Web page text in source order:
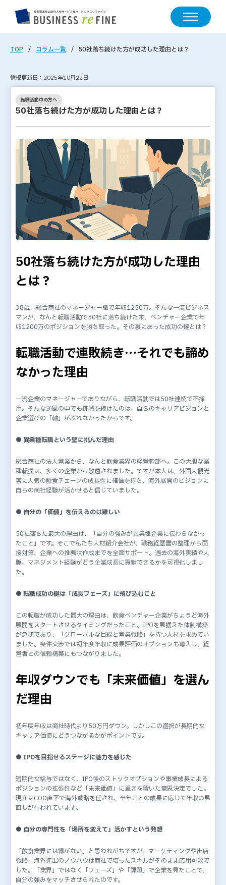
TOP コラム一覧 50社落ち続けた方が成功した理由とは？
情報更新日：2025年10月22日
転職活動中の方へ
50社落ち続けた方が成功した理由とは？
50社落ち続けた方が成功した理由
とは？
38歳、総合商社のマネージャー職で年収1250万。そんな一流ビジネス
マンが、なんと転職活動で50社に落ち続けた末、ベンチャー企業で年
収1200万のポジションを勝ち取った。その裏にあった成功の鍵とは？
転職活動で連敗続き…それでも諦め
なかった理由
一流企業のマネージャーでありながら、転職活動では50社連続で不採
用。そんな逆風の中でも挑戦を続けたのは、自らのキャリアビジョンと
企業選びの「軸」がぶれなかったからです。
● 異業種転職という壁に挑んだ理由
総合商社の法人営業から、なんと飲食業界の経営幹部へ。この大胆な業
種転換は、多くの企業から敬遠されました。ですが本人は、外国人観光
客に人気の飲食チェーンの成長性に確信を持ち、海外展開のビジョンに
自らの商社経験が活かせると信じていました。
● 自分の「価値」を伝えるのは難しい
50社落ちた最大の理由は、「自分の強みが異業種企業に伝わらなかっ
たこと」です。そこで私たち人材紹介会社が、職務経歴書の整理から面
接対策、企業への推薦状作成までを全面サポート。過去の海外実績や人
脈、マネジメント経験がどう企業成長に貢献できるかを可視化しまし
た。
● 転職成功の鍵は「成長フェーズ」に飛び込むこと
この転職が成功した最大の理由は、飲食ベンチャー企業がちょうど海外
展開をスタートさせるタイミングだったこと。IPOを見据えた体制構築
が急務であり、「グローバルな目線と営業戦略」を持つ人材を求めてい
ました。条件交渉では初年度年収に成果評価のオプションも導入し、経
営者との信頼構築にもつながりました。
年収ダウンでも「未来価値」を選ん
だ理由
初年度年収は商社時代より50万円ダウン。しかしこの選択が長期的な
キャリア価値にどうつながるかがポイントです。
● IPOを目指せるステージに魅力を感じた
短期的な給与ではなく、IPO後のストックオプションや事業成長による
ポジションの拡張性など「未来価値」に重きを置いた意思決定でした。
現在はCOO直下で海外戦略を任され、半年ごとの成果に応じて年収の見
直しが行われています。
● 自分の専門性を「場所を変えて」活かすという発想
「飲食業界には縁がない」と思われがちですが、マーケティングや出店
戦略、海外進出のノウハウは商社で培ったスキルがそのまま応用可能で
した。「業界」ではなく「フェーズ」や「課題」で企業を見たことで、
自分の強みをマッチさせられたのです。